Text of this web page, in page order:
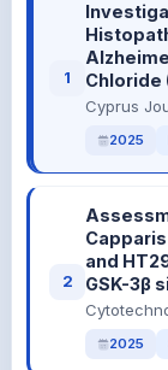
1
Chloride
Cyprus
2025
2
and
GSK-3β
2025